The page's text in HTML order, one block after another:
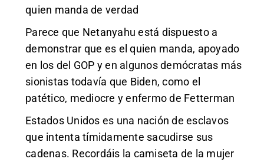
quien manda de verdad
Parece que Netanyahu está dispuesto a
demonstrar que es el quien manda, apoyado
en los del GOP y en algunos demócratas más
sionistas todavía que Biden, como el
patético, mediocre y enfermo de Fetterman
Estados Unidos es una nación de esclavos
que intenta tímidamente sacudirse sus
cadenas. Recordáis la camiseta de la mujer